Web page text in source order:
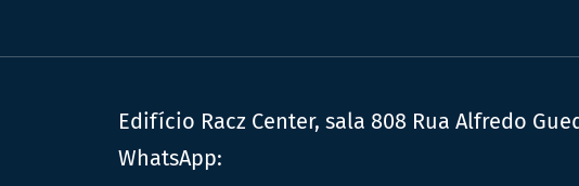
Edifício Racz Center, sala 808 Rua Alfredo
WhatsApp: